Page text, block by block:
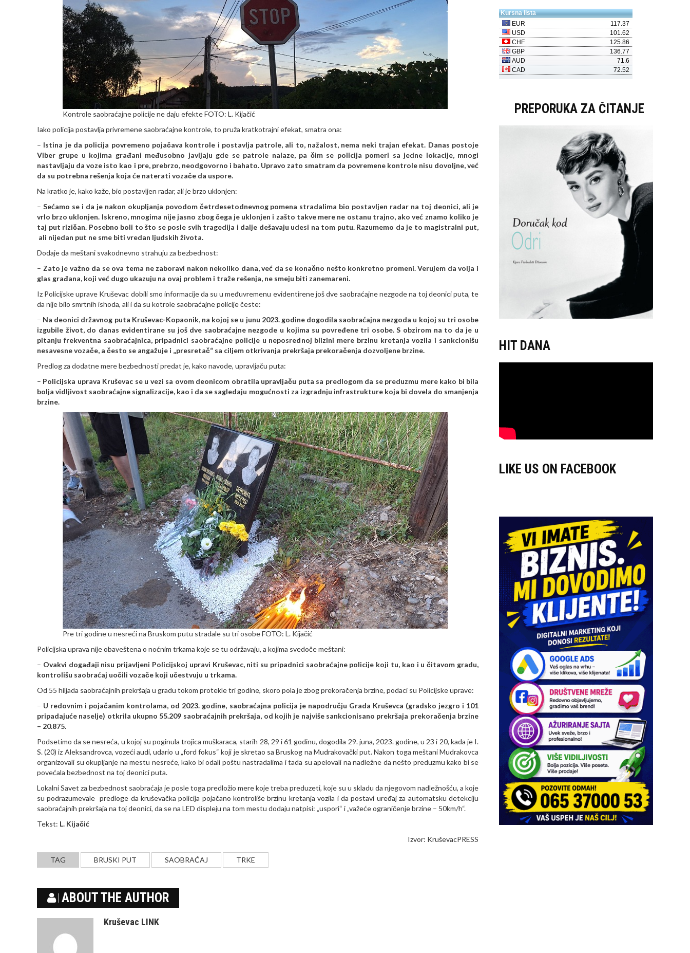
Kontrole saobraćajne policije ne daju efekte FOTO: L. Kijačić
Iako policija postavlja privremene saobraćajne kontrole, to pruža kratkotrajni efekat, smatra ona:
– Istina je da policija povremeno pojačava kontrole i postavlja patrole, ali to, nažalost, nema neki trajan efekat. Danas postoje
Viber grupe u kojima građani međusobno javljaju gde se patrole nalaze, pa čim se policija pomeri sa jedne lokacije, mnogi
nastavljaju da voze isto kao i pre, prebrzo, neodgovorno i bahato. Upravo zato smatram da povremene kontrole nisu dovoljne, već
da su potrebna rešenja koja će naterati vozače da uspore.
Na kratko je, kako kaže, bio postavljen radar, ali je brzo uklonjen:
– Sećamo se i da je nakon okupljanja povodom četrdesetodnevnog pomena stradalima bio postavljen radar na toj deonici, ali je
vrlo brzo uklonjen. Iskreno, mnogima nije jasno zbog čega je uklonjen i zašto takve mere ne ostanu trajno, ako već znamo koliko je
taj put rizičan. Posebno boli to što se posle svih tragedija i dalje dešavaju udesi na tom putu. Razumemo da je to magistralni put,
ali nijedan put ne sme biti vredan ljudskih života.
Dodaje da meštani svakodnevno strahuju za bezbednost:
– Zato je važno da se ova tema ne zaboravi nakon nekoliko dana, već da se konačno nešto konkretno promeni. Verujem da volja i
glas građana, koji već dugo ukazuju na ovaj problem i traže rešenja, ne smeju biti zanemareni.
Iz Policijske uprave Kruševac dobili smo informacije da su u međuvremenu evidentirene još dve saobraćajne nezgode na toj deonici puta, te
da nije bilo smrtnih ishoda, ali i da su kotrole saobraćajne policije česte:
– Na deonici državnog puta Kruševac-Kopaonik, na kojoj se u junu 2023. godine dogodila saobraćajna nezgoda u kojoj su tri osobe
izgubile život, do danas evidentirane su još dve saobraćajne nezgode u kojima su povređene tri osobe. S obzirom na to da je u
pitanju frekventna saobraćajnica, pripadnici saobraćajne policije u neposrednoj blizini mere brzinu kretanja vozila i sankcionišu
nesavesne vozače, a često se angažuje i „presretač“ sa ciljem otkrivanja prekršaja prekoračenja dozvoljene brzine.
Predlog za dodatne mere bezbednosti predat je, kako navode, upravljaču puta:
– Policijska uprava Kruševac se u vezi sa ovom deonicom obratila upravljaču puta sa predlogom da se preduzmu mere kako bi bila
bolja vidljivost saobraćajne signalizacije, kao i da se sagledaju mogućnosti za izgradnju infrastrukture koja bi dovela do smanjenja
brzine.
Pre tri godine u nesreći na Bruskom putu stradale su tri osobe FOTO: L. Kijačić
Policijska uprava nije obaveštena o noćnim trkama koje se tu održavaju, a kojima svedoče meštani:
– Ovakvi događaji nisu prijavljeni Policijskoj upravi Kruševac, niti su pripadnici saobraćajne policije koji tu, kao i u čitavom gradu,
kontrolišu saobraćaj uočili vozače koji učestvuju u trkama.
Od 55 hiljada saobraćajnih prekršaja u gradu tokom protekle tri godine, skoro pola je zbog prekoračenja brzine, podaci su Policijske uprave:
– U redovnim i pojačanim kontrolama, od 2023. godine, saobraćajna policija je napodručju Grada Kruševca (gradsko jezgro i 101
pripadajuće naselje) otkrila ukupno 55.209 saobraćajnih prekršaja, od kojih je najviše sankcionisano prekršaja prekoračenja brzine
– 20.875.
Podsetimo da se nesreća, u kojoj su poginula trojica muškaraca, starih 28, 29 i 61 godinu, dogodila 29. juna, 2023. godine, u 23 i 20, kada je I.
S. (20) iz Aleksandrovca, vozeći audi, udario u „ford fokus“ koji je skretao sa Bruskog na Mudrakovački put. Nakon toga meštani Mudrakovca
organizovali su okupljanje na mestu nesreće, kako bi odali poštu nastradalima i tada su apelovali na nadležne da nešto preduzmu kako bi se
povećala bezbednost na toj deonici puta.
Lokalni Savet za bezbednost saobraćaja je posle toga predložio mere koje treba preduzeti, koje su u skladu da njegovom nadležnošću, a koje
su podrazumevale predloge da kruševačka policija pojačano kontroliše brzinu kretanja vozila i da postavi uređaj za automatsku detekciju
saobraćajnih prekršaja na toj deonici, da se na LED displeju na tom mestu dodaju natpisi: „uspori“ i „važeće ograničenje brzine – 50km/h“.
Tekst: L. Kijačić
Izvor: KruševacPRESS
TAG BRUSKI PUT SAOBRAĆAJ TRKE
ABOUT THE AUTHOR
Kruševac LINK
PREPORUKA ZA ČITANJE
HIT DANA
LIKE US ON FACEBOOK